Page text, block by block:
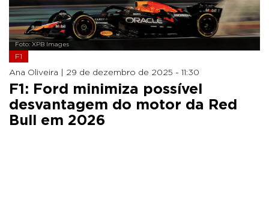
Foto: XPB Images
F1
Ana Oliveira | 29 de dezembro de 2025 - 11:30
F1: Ford minimiza possível
desvantagem do motor da Red
Bull em 2026